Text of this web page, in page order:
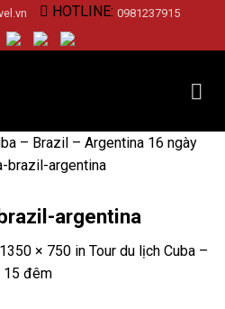
HOTLINE: 0981237915
– Brazil – Argentina 16 ngày
brazil-argentina
argentina
1350 × 750 in Tour du lịch Cuba –
15 đêm